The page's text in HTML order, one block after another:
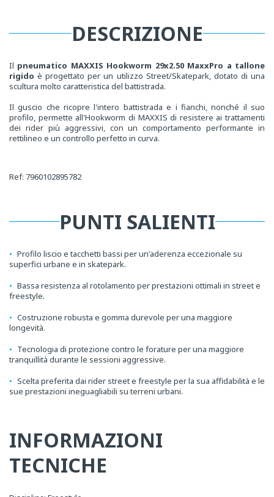
DESCRIZIONE
Il pneumatico MAXXIS Hookworm 29x2.50 MaxxPro a tallone
rigido è progettato per un utilizzo Street/Skatepark, dotato di una
scultura molto caratteristica del battistrada.
Il guscio che ricopre l'intero battistrada e i fianchi, nonché il suo
profilo, permette all'Hookworm di MAXXIS di resistere ai trattamenti
dei rider più aggressivi, con un comportamento performante in
rettilineo e un controllo perfetto in curva.
Ref: 7960102895782
PUNTI SALIENTI
Profilo liscio e tacchetti bassi per un'aderenza eccezionale su
superfici urbane e in skatepark.
Bassa resistenza al rotolamento per prestazioni ottimali in street e
freestyle.
Costruzione robusta e gomma durevole per una maggiore
longevità.
Tecnologia di protezione contro le forature per una maggiore
tranquillità durante le sessioni aggressive.
Scelta preferita dai rider street e freestyle per la sua affidabilità e le
sue prestazioni ineguagliabili su terreni urbani.
INFORMAZIONI
TECNICHE